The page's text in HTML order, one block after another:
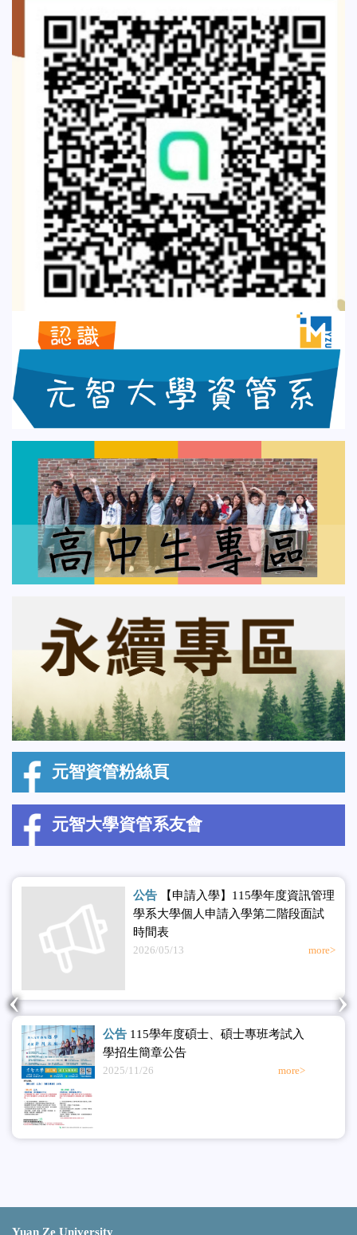
元智資管粉絲頁
元智大學資管系友會
公告
【申請入學】115學年度資訊管理
學系大學個人申請入學第二階段面試
時間表
2026/05/13 more>
公告 115學年度碩士、碩士專班考試入
學招生簡章公告
2025/11/26 more>
‹ ›
Yuan Ze University